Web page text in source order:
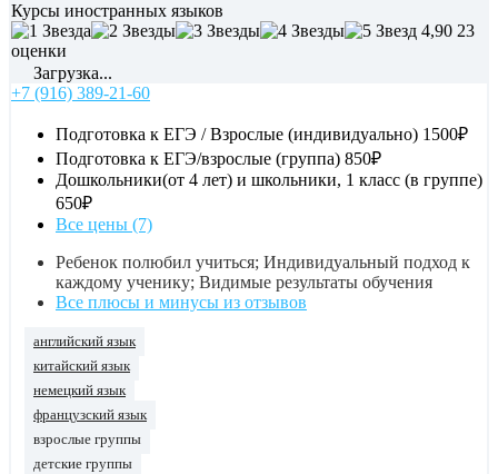
Курсы иностранных языков
4,90 23
оценки
Загрузка...
+7 (916) 389-21-60
Подготовка к ЕГЭ / Взрослые (индивидуально) 1500₽
Подготовка к ЕГЭ/взрослые (группа) 850₽
Дошкольники(от 4 лет) и школьники, 1 класс (в группе)
650₽
Все цены (7)
Ребенок полюбил учиться; Индивидуальный подход к
каждому ученику; Видимые результаты обучения
Все плюсы и минусы из отзывов
английский язык
китайский язык
немецкий язык
французский язык
взрослые группы
детские группы